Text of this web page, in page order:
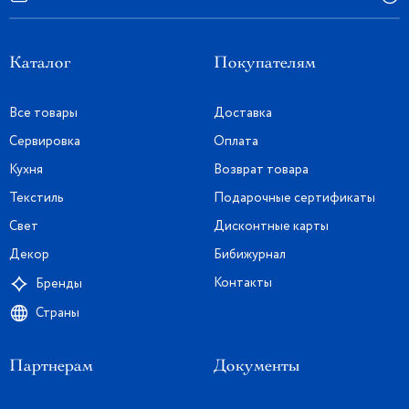
Каталог
Все товары
Сервировка
Кухня
Текстиль
Свет
Декор
Бренды
Страны
Покупателям
Доставка
Оплата
Возврат товара
Подарочные сертификаты
Дисконтные карты
Бибижурнал
Контакты
Партнерам Документы